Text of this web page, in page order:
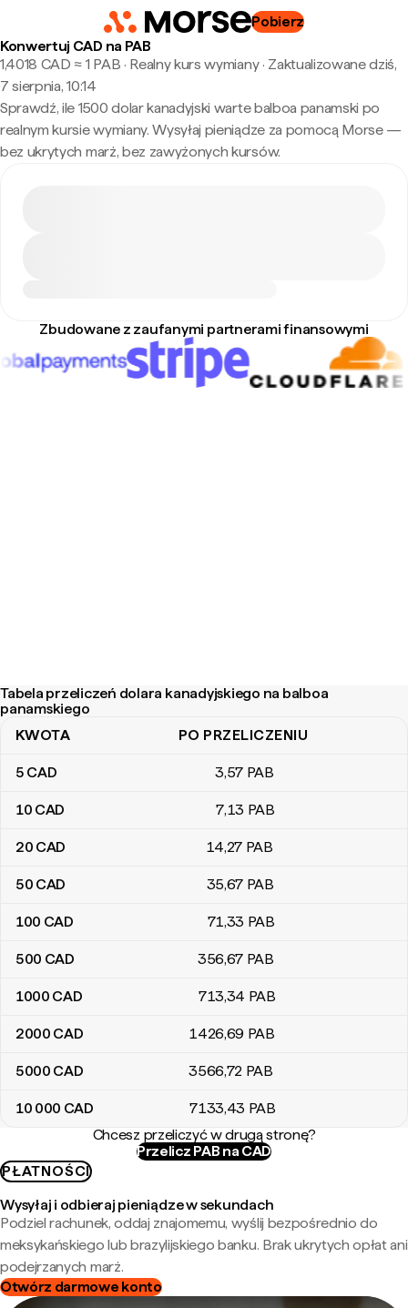
Pobierz
Konwertuj CAD na PAB
1,4018 CAD ≈ 1 PAB · Realny kurs wymiany· Zaktualizowane dziś,
7 sierpnia, 10:14
Sprawdź, ile 1500 dolar kanadyjski warte balboa panamski po
realnym kursie wymiany. Wysyłaj pieniądze za pomocą Morse —
bez ukrytych marż, bez zawyżonych kursów.
Zbudowane z zaufanymi partnerami finansowymi
Tabela przeliczeń dolara kanadyjskiego na balboa
panamskiego
Tabela przeliczeń dolara kanadyjskiego na balboa panamskiego
KWOTA PO PRZELICZENIU
5 CAD 3,57 PAB
10 CAD 7,13 PAB
20 CAD 14,27 PAB
50 CAD 35,67 PAB
100 CAD 71,33 PAB
500 CAD 356,67 PAB
1000 CAD 713,34 PAB
2000 CAD 1426,69 PAB
5000 CAD 3566,72 PAB
10 000 CAD 7133,43 PAB
Chcesz przeliczyć w drugą stronę?
Przelicz PAB na CAD
PŁATNOŚCI
Wysyłaj i odbieraj pieniądze w sekundach
Podziel rachunek, oddaj znajomemu, wyślij bezpośrednio do
meksykańskiego lub brazylijskiego banku. Brak ukrytych opłat ani
podejrzanych marż.
Otwórz darmowe konto